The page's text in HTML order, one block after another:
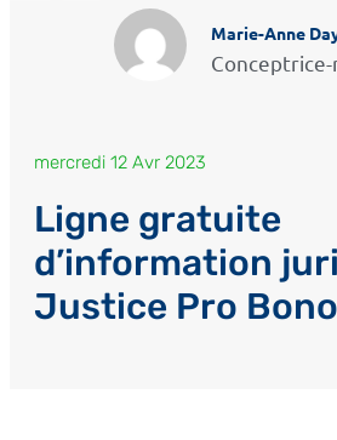
Marie-Anne
mercredi 12 Avr 2023
Ligne gratuite
d’information
Justice Pro Bono